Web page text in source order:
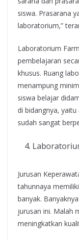
siswa. Prasarana
laboratorium,”
Laboratorium
pembelajaran
khusus. Ruang
menampung
siswa belajar
di bidangnya,
sudah sangat
Jurusan
tahunnaya
banyak.
jurusan ini. Malah
meningkatkan